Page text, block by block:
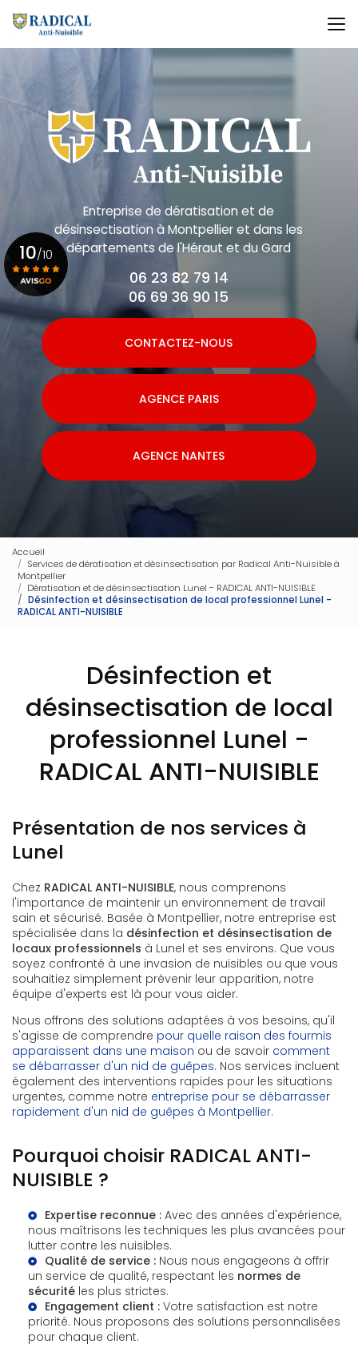
au
contenu
principal
Entreprise de dératisation et de
désinsectisationà Montpellier et dans les
départements de l'Héraut et du Gard
06 23 82 79 14
06 69 36 90 15
CONTACTEZ-NOUS
AGENCE PARIS
AGENCE NANTES
10/10
Voir le certificat
Accueil
Services de dératisation et désinsectisation par Radical Anti-Nuisible à
Montpellier
Dératisation et de désinsectisation Lunel - RADICAL ANTI-NUISIBLE
Désinfection et désinsectisation de local professionnel Lunel -
RADICAL ANTI-NUISIBLE
Désinfection et
désinsectisation de local
professionnel Lunel -
RADICAL ANTI-NUISIBLE
Présentation de nos services à
Lunel
Chez RADICAL ANTI-NUISIBLE, nous comprenons
l'importance de maintenir un environnement de travail
sain et sécurisé. Basée à Montpellier, notre entreprise est
spécialisée dans la désinfection et désinsectisation de
locaux professionnels à Lunel et ses environs. Que vous
soyez confronté à une invasion de nuisibles ou que vous
souhaitiez simplement prévenir leur apparition, notre
équipe d'experts est là pour vous aider.
Nous offrons des solutions adaptées à vos besoins, qu'il
s'agisse de comprendre pour quelle raison des fourmis
apparaissent dans une maison ou de savoir comment
se débarrasser d'un nid de guêpes. Nos services incluent
également des interventions rapides pour les situations
urgentes, comme notre entreprise pour se débarrasser
rapidement d'un nid de guêpes à Montpellier.
Pourquoi choisir RADICAL ANTI-
NUISIBLE ?
Expertise reconnue : Avec des années d'expérience,
nous maîtrisons les techniques les plus avancées pour
lutter contre les nuisibles.
Qualité de service : Nous nous engageons à offrir
un service de qualité, respectant les normes de
sécurité les plus strictes.
Engagement client : Votre satisfaction est notre
priorité. Nous proposons des solutions personnalisées
pour chaque client.